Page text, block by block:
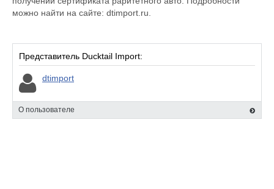
можно найти на сайте: dtimport.ru.
Представитель Ducktail Import:
dtimport
О пользователе